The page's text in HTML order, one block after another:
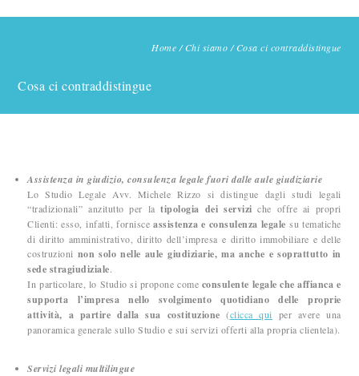
Home /Chi siamo /Cosa ci contraddistingue
Cosa ci contraddistingue
Assistenza in giudizio, consulenza legale fuori dalle aule giudiziarie
Lo Studio Legale Avv. Michele Rizzo si distingue dagli studi legali
“tradizionali” anzitutto per latipologia dei servizi che offre ai propri
Clienti: esso, infatti, fornisce assistenza e consulenza legale su tematiche
di diritto amministrativo, diritto dell’impresa e diritto immobiliare e delle
costruzioni non solo nelle aule giudiziarie, ma anche e soprattutto in
sede stragiudiziale.
In particolare, lo Studio si propone come consulente legale che affianca e
supporta l’impresa nello svolgimento quotidiano delle proprie
attività, a partire dalla sua costituzione (clicca qui per avere una
panoramica generale sullo Studio e sui servizi offerti alla propria clientela).
Servizi legali multilingue